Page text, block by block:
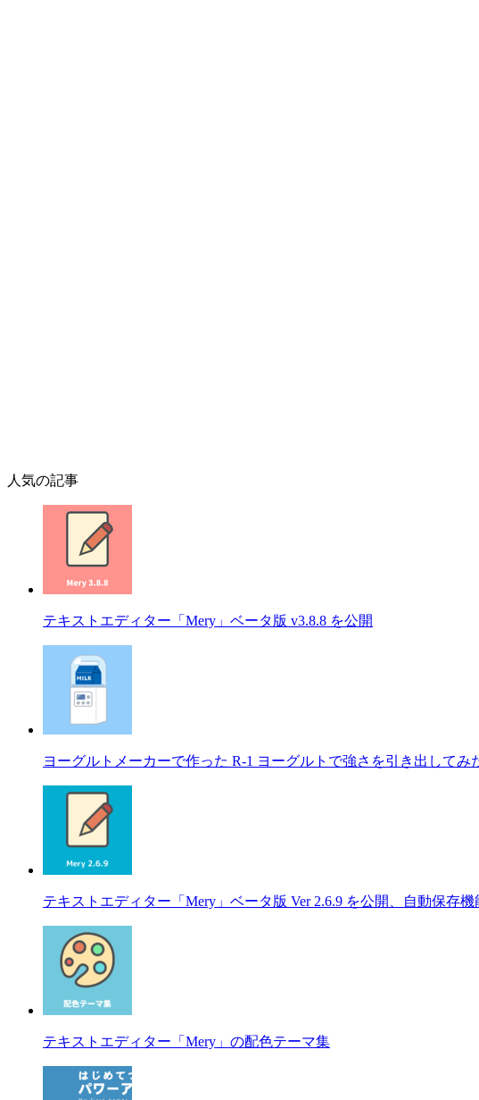
人気の記事
テキストエディター「Mery」ベータ版 v3.8.8 を公開
ヨーグルトメーカーで作った R-1 ヨーグルトで強さを引き出してみ
テキストエディター「Mery」ベータ版 Ver 2.6.9 を公開、自動保存
テキストエディター「Mery」の配色テーマ集